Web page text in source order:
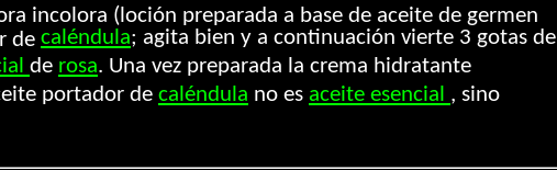
incolora (loción preparada a base de aceite de germen
de caléndula; agita bien y a continuación vierte 3 gotas de
de rosa. Una vez preparada la crema hidratante
portador de caléndula no es aceite esencial , sino